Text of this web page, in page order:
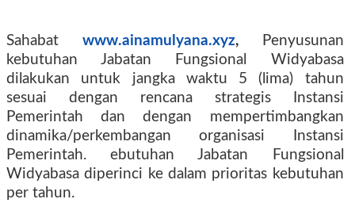
Sahabat www.ainamulyana.xyz,
Penyusunan
kebutuhan Jabatan Fungsional Widyabasa
dilakukan untuk jangka waktu 5 (lima) tahun
sesuai dengan rencana strategis Instansi
Pemerintah dan dengan mempertimbangkan
dinamika/perkembangan organisasi Instansi
Pemerintah. ebutuhan Jabatan Fungsional
Widyabasa diperinci ke dalam prioritas kebutuhan
per tahun.